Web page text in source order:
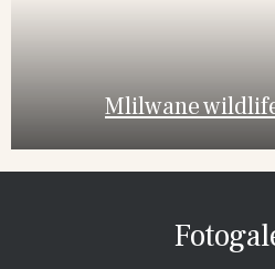
Mlilwane